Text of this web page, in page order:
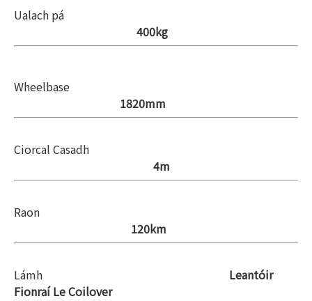
Ualach pá
400kg
Wheelbase
1820mm
Ciorcal Casadh
4m
Raon
120km
Lámh
Leantóir
Fionraí Le Coilover